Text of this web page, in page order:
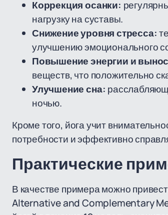
Коррекция осанки:
нагрузку на суставы.
Снижение уровня стресса:
улучшению эмоционального
Повышение энергии и
веществ, что положительно
Улучшение сна:
ночью.
Кроме того, йога учит
потребности и эффективно
Практические
В качестве примера можно
Alternative and Complementary